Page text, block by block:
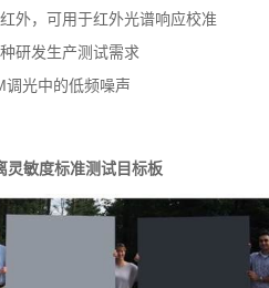
外，可用于红外光谱响应校准
研发生产测试需求
调光中的低频噪声
灵敏度标准测试目标板